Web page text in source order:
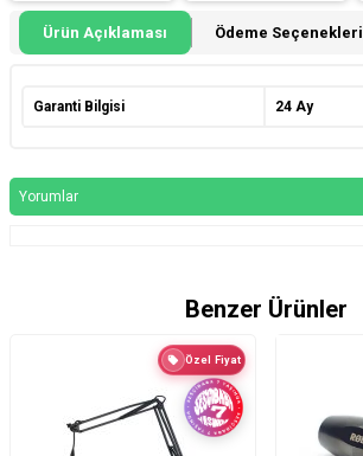
Ürün Açıklaması Ödeme Seçenekleri
Garanti Bilgisi 24 Ay
Yorumlar
Benzer Ürünler
Özel Fiyat